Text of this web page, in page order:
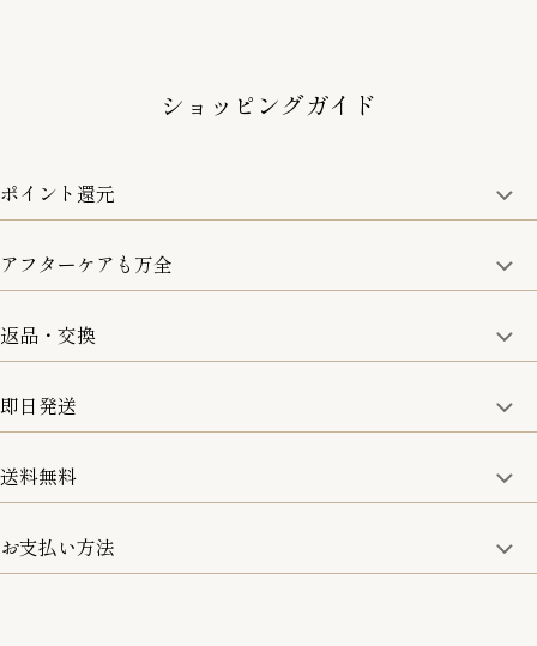
ショッピングガイド
ポイント還元
商品金額の10%をポイント還元いたします。
アフターケアも万全
取り扱い商品はすべて正規品となります。
修理などのご相談に関しましては、責任を持って対応させてい
ただきます。
返品・交換
8日以内なら、返品・交換も可能です。
即日発送
15:00までのご注文は即日発送
お取寄せ商品を除く
送料無料
5,500円(税込)以上で全国送料無料となります。
お支払い方法